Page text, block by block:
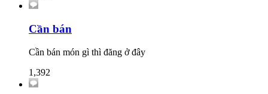
Cần bán
Cần bán món gì thì đăng ở đây
1,392